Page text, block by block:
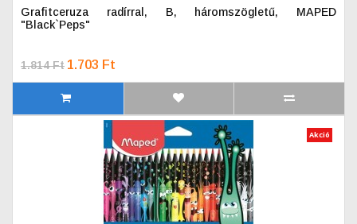
Grafitceruza radírral, B, háromszögletű, MAPED
"Black`Peps"
1.814 Ft 1.703 Ft
Akció